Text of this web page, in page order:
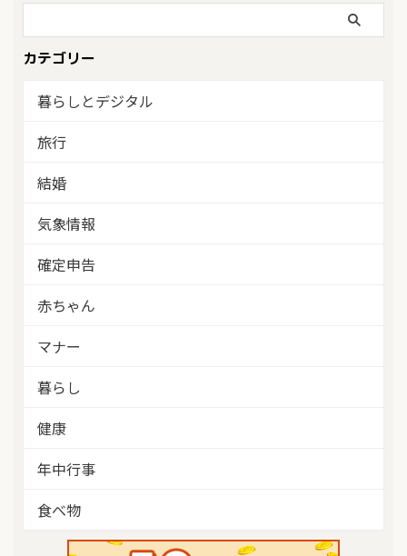
カテゴリー
暮らしとデジタル
旅行
結婚
気象情報
確定申告
赤ちゃん
マナー
暮らし
健康
年中行事
食べ物